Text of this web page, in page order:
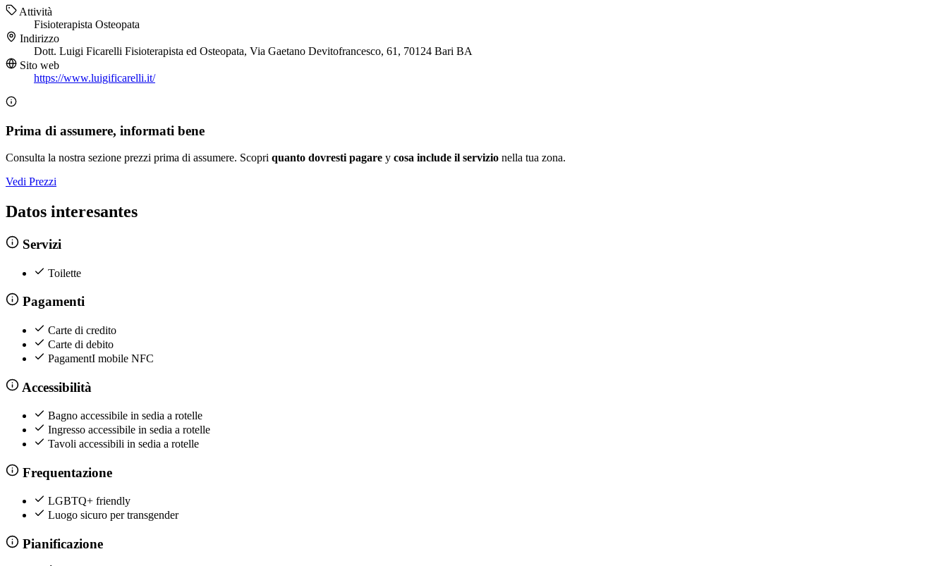
Attività
Fisioterapista Osteopata
Indirizzo
Dott. Luigi Ficarelli Fisioterapista ed Osteopata, Via Gaetano Devitofrancesco, 61, 70124 Bari BA
Sito web
https://www.luigificarelli.it/
Prima di assumere, informati bene
Consulta la nostra sezione prezzi prima di assumere. Scopri quanto dovresti pagare y cosa include il servizio nella tua zona.
Vedi Prezzi
Datos interesantes
Servizi
Toilette
Pagamenti
Carte di credito
Carte di debito
PagamentI mobile NFC
Accessibilità
Bagno accessibile in sedia a rotelle
Ingresso accessibile in sedia a rotelle
Tavoli accessibili in sedia a rotelle
Frequentazione
LGBTQ+ friendly
Luogo sicuro per transgender
Pianificazione